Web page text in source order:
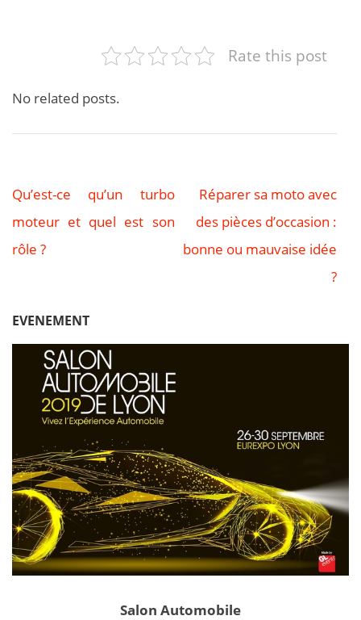
Rate this post
No related posts.
Navigation
de
Qu’est-ce qu’un turbo
moteur et quel est son
rôle ?
Réparer sa moto avec
des pièces d’occasion :
bonne ou mauvaise idée
?
EVENEMENT
Salon Automobile